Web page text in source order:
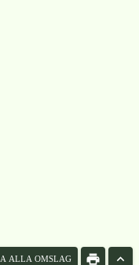
ALLA OMSLAG